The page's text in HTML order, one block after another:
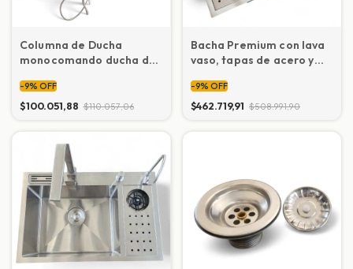
Columna de Ducha
monocomando ducha de
-9% OFF
$100.051,88 $110.057,06
Bacha Premium con lava
vaso, tapas de acero y
-9% OFF
$462.719,91 $508.991,90